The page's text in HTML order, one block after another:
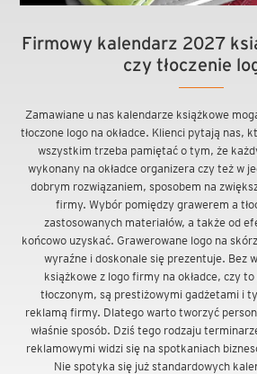
Firmowy kalendarz 2027
czy tłoczenie
Zamawiane u nas kalendarze książkowe
tłoczone logo na okładce. Klienci pytają nas,
wszystkim trzeba pamiętać o tym, że
wykonany na okładce organizera czy też w
dobrym rozwiązaniem, sposobem na
firmy. Wybór pomiędzy grawerem a
zastosowanych materiałów, a także od
końcowo uzyskać. Grawerowane logo na
wyraźne i doskonale się prezentuje. Bez
książkowe z logo firmy na okładce, czy
tłoczonym, są prestiżowymi gadżetami i
reklamą firmy. Dlatego warto tworzyć
właśnie sposób. Dziś tego rodzaju
reklamowymi widzi się na spotkaniach
Nie spotyka się już standardowych